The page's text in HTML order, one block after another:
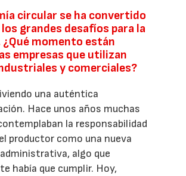
circular se ha convertido
los grandes desafíos para la
momento están
empresas que utilizan
y comerciales?
una auténtica
Hace unos años muchas
la responsabilidad
productor como una nueva
algo que
había que cumplir. Hoy,